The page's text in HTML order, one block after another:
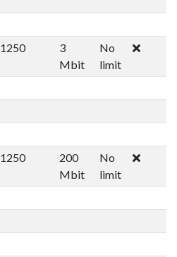
1250
3
Mbit
No
limit
1250
200
Mbit
No
limit